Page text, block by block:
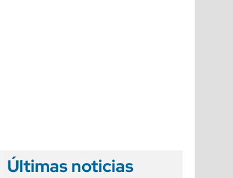
Últimas noticias